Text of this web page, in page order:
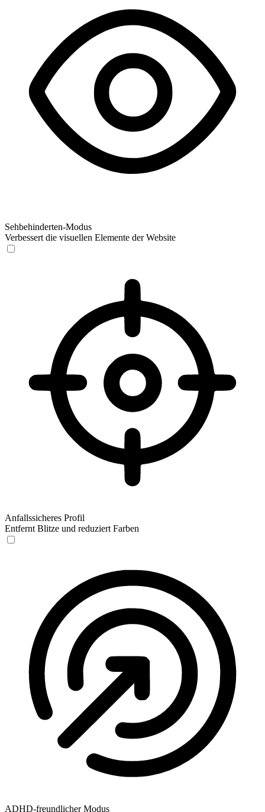
Sehbehinderten-Modus
Verbessert die visuellen Elemente der Website
Anfallssicheres Profil
Entfernt Blitze und reduziert Farben
ADHD-freundlicher Modus